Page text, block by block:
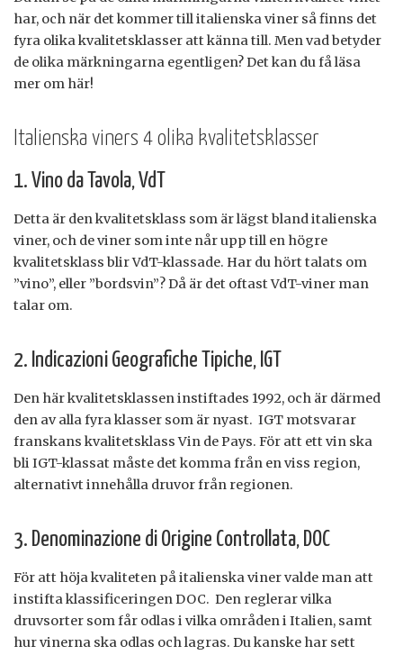
har, och när det kommer till italienska viner så finns det
fyra olika kvalitetsklasser att känna till. Men vad betyder
de olika märkningarna egentligen? Det kan du få läsa
mer om här!
Italienska viners 4 olika kvalitetsklasser
1. Vino da Tavola, VdT
Detta är den kvalitetsklass som är lägst bland italienska
viner, och de viner som inte når upp till en högre
kvalitetsklass blir VdT-klassade. Har du hört talats om
”vino”, eller ”bordsvin”? Då är det oftast VdT-viner man
talar om.
2. Indicazioni Geografiche Tipiche, IGT
Den här kvalitetsklassen instiftades 1992, och är därmed
den av alla fyra klasser som är nyast. IGT motsvarar
franskans kvalitetsklass Vin de Pays. För att ett vin ska
bli IGT-klassat måste det komma från en viss region,
alternativt innehålla druvor från regionen.
3. Denominazione di Origine Controllata, DOC
För att höja kvaliteten på italienska viner valde man att
instifta klassificeringen DOC. Den reglerar vilka
druvsorter som får odlas i vilka områden i Italien, samt
hur vinerna ska odlas och lagras. Du kanske har sett